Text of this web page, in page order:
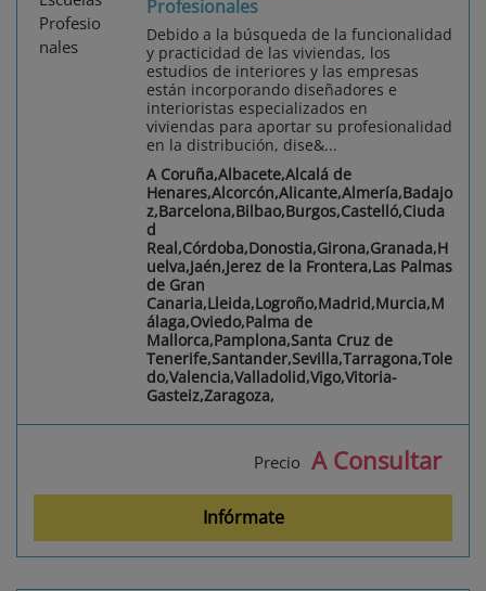
Profesionales
Debido a la búsqueda de la funcionalidad
y practicidad de las viviendas, los
estudios de interiores y las empresas
están incorporando diseñadores e
interioristas especializados en
viviendas para aportar su profesionalidad
en la distribución, dise&...
A Coruña,Albacete,Alcalá de
Henares,Alcorcón,Alicante,Almería,Badajo
z,Barcelona,Bilbao,Burgos,Castelló,Ciuda
d
Real,Córdoba,Donostia,Girona,Granada,H
uelva,Jaén,Jerez de la Frontera,Las Palmas
de Gran
Canaria,Lleida,Logroño,Madrid,Murcia,M
álaga,Oviedo,Palma de
Mallorca,Pamplona,Santa Cruz de
Tenerife,Santander,Sevilla,Tarragona,Tole
do,Valencia,Valladolid,Vigo,Vitoria-
Gasteiz,Zaragoza,
Precio A Consultar
Infórmate